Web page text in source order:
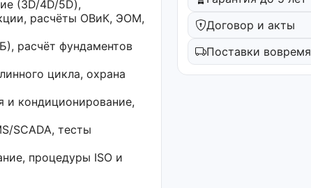
(3D/4D/5D),
расчёты ОВиК, ЭОМ,
расчёт фундаментов
цикла, охрана
кондиционирование,
SCADA, тесты
процедуры ISO и
Договор и акты
Поставки вовремя